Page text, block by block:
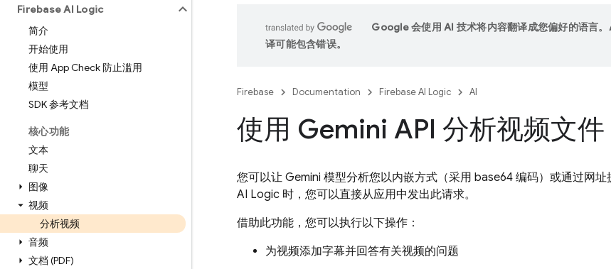
Firebase AI Logic
简介
开始使用
使用 App Check 防止滥用
模型
SDK 参考文档
核心功能
文本
聊天
图像
视频
分析视频
音频
文档 (PDF)
Google 会使用 AI 技术将内容翻译成您偏好的语言。
译可能包含错误。
Firebase Documentation Firebase AI Logic AI
使用 Gemini API 分析视频文件
您可以让 Gemini 模型分析您以内嵌方式（采用 base64 编码）或通过网
AI Logic 时，您可以直接从应用中发出此请求。
借助此功能，您可以执行以下操作：
为视频添加字幕并回答有关视频的问题